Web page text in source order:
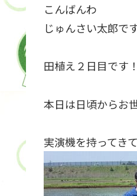
こんばんわ
じゅんさい太郎です
田植え２日目です！
本日は日頃からお
実演機を持ってき